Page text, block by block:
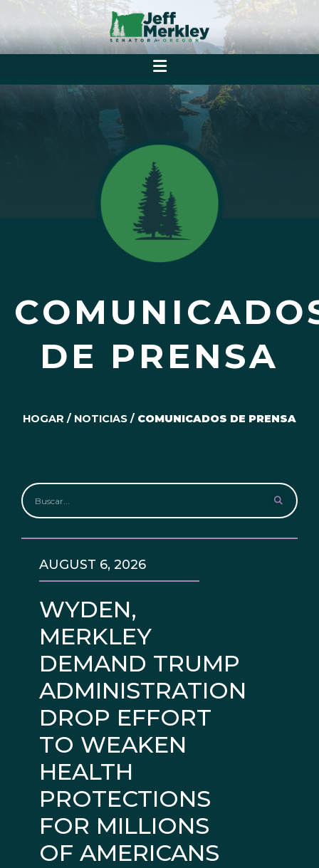
DE PRENSA
HOGAR / NOTICIAS / COMUNICADOS DE PRENSA
WYDEN,
MERKLEY
DEMAND TRUMP
ADMINISTRATION
DROP EFFORT
TO WEAKEN
HEALTH
PROTECTIONS
FOR MILLIONS
OF AMERICANS
AUGUST 6, 2026